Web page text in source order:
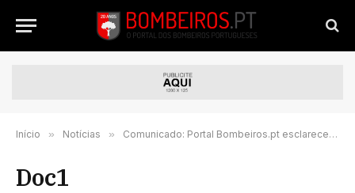
Início » Notícias » Comunicado: Portal Bombeiros.pt esclarece Liga de Bombeiros Portugueses
Doc1